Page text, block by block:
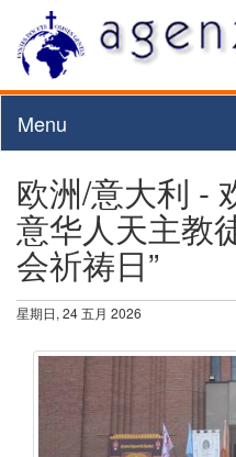
Menu
欧洲/意大利 -
意华人天主教
会祈祷日”
星期日, 24 五月 2026